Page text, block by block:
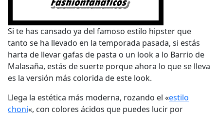
Si te has cansado ya del famoso estilo hipster que
tanto se ha llevado en la temporada pasada, si estás
harta de llevar gafas de pasta o un look a lo Barrio de
Malasaña, estás de suerte porque ahora lo que se lleva
es la versión más colorida de este look.
Llega la estética más moderna, rozando el «estilo
choni«, con colores ácidos que puedes lucir por